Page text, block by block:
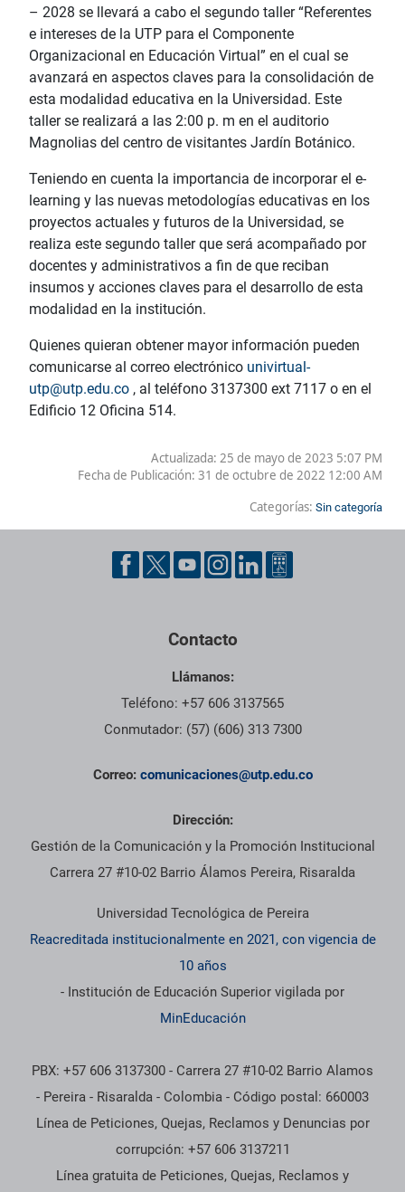
– 2028 se llevará a cabo el segundo taller “Referentes
e intereses de la UTP para el Componente
Organizacional en Educación Virtual” en el cual se
avanzará en aspectos claves para la consolidación de
esta modalidad educativa en la Universidad. Este
taller se realizará a las 2:00 p. m en el auditorio
Magnolias del centro de visitantes Jardín Botánico.
Teniendo en cuenta la importancia de incorporar el e-
learning y las nuevas metodologías educativas en los
proyectos actuales y futuros de la Universidad, se
realiza este segundo taller que será acompañado por
docentes y administrativos a fin de que reciban
insumos y acciones claves para el desarrollo de esta
modalidad en la institución.
Quienes quieran obtener mayor información pueden
comunicarse al correo electrónico univirtual-
utp@utp.edu.co , al teléfono 3137300 ext 7117 o en el
Edificio 12 Oficina 514.
Actualizada: 25 de mayo de 2023 5:07 PM
Fecha de Publicación: 31 de octubre de 2022 12:00 AM
Categorías: Sin categoría
Contacto
Llámanos:
Teléfono: +57 606 3137565
Conmutador: (57) (606) 313 7300
Correo: comunicaciones@utp.edu.co
Dirección:
Gestión de la Comunicación y la Promoción Institucional
Carrera 27 #10-02 Barrio Álamos Pereira, Risaralda
Universidad Tecnológica de Pereira
Reacreditada institucionalmente en 2021, con vigencia de
10 años
- Institución de Educación Superior vigilada por
MinEducación
PBX: +57 606 3137300 - Carrera 27 #10-02 Barrio Alamos
- Pereira - Risaralda - Colombia - Código postal: 660003
Línea de Peticiones, Quejas, Reclamos y Denuncias por
corrupción: +57 606 3137211
Línea gratuita de Peticiones, Quejas, Reclamos y